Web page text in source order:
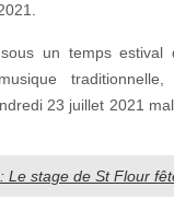
un temps
traditionnelle,
23 juillet 2021
Le stage de St Flour